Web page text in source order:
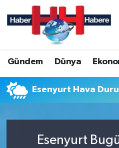
Gündem Dünya
Esenyurt Hava
Esenyurt
Hava Durumu
Trafik Durumu
Süper Lig Puan Durumu
Son Dakika Haberleri